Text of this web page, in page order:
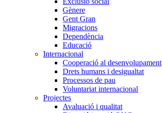
Gènere
Gent Gran
Migracions
Dependència
Educació
Internacional
Cooperació al desenvolupament
Drets humans i desigualtat
Processos de pau
Voluntariat internacional
Projectes
Avaluació i qualitat